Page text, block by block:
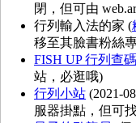
閉，但可由
行列輸入法的家 (
移至其臉書粉絲
FISH UP 行列查碼
站，必逛哦)
行列小站 (2021-
服器掛點，但可